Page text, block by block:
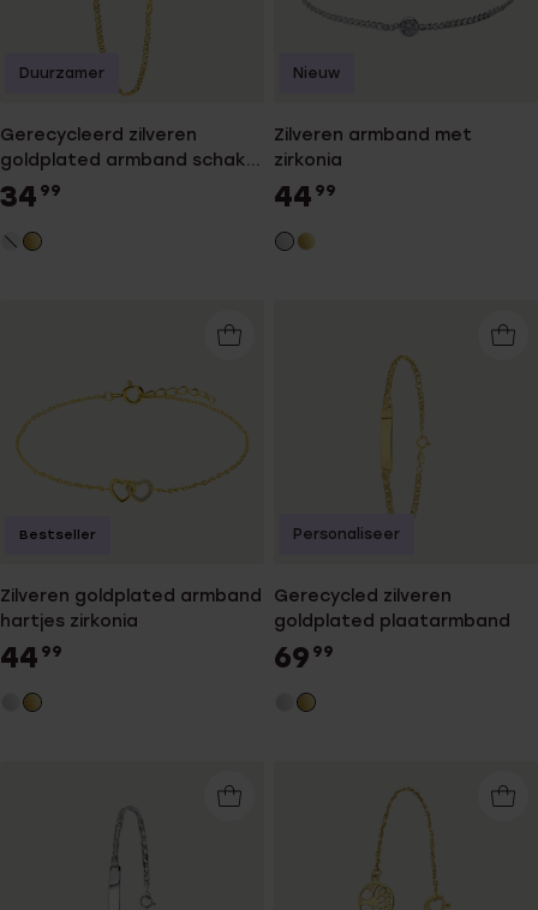
Gerecycleerd zilveren
goldplated armband schakel
fantasie
34 99
Duurzamer
Zilveren armband met
zirkonia
44 99
Nieuw
Zilveren goldplated armband
hartjes zirkonia
44 99
Bestseller
Gerecycled zilveren
goldplated plaatarmband
69 99
Personaliseer